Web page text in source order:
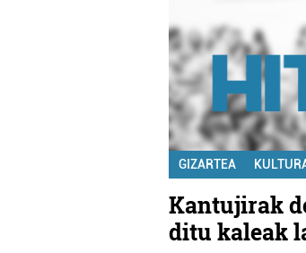
GIZARTEA
Kantujirak
ditu kaleak